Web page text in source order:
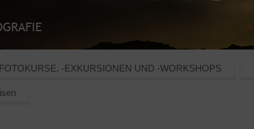
FOTOKURSE, -EXKURSIONEN UND -WORKSHOPS